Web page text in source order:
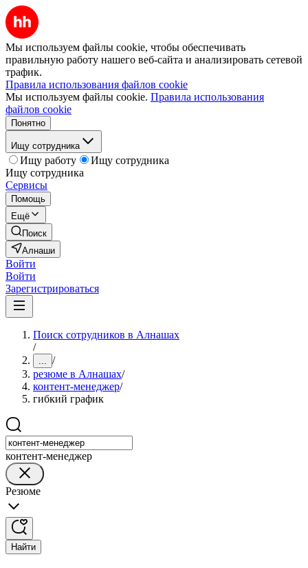
Мы используем файлы cookie, чтобы обеспечивать
правильную работу нашего веб-сайта и анализировать сетевой
трафик.
Правила использования файлов cookie
Мы используем файлы cookie. Правила использования
файлов cookie
Понятно
Ищу сотрудника
Ищу работу
Ищу сотрудника
Ищу сотрудника
Сервисы
Помощь
Ещё
Поиск
Алнаши
Войти
Войти
Зарегистрироваться
Поиск сотрудников в Алнашах
/
... /
резюме в Алнашах/
контент-менеджер/
гибкий график
контент-менеджер
Резюме
Найти